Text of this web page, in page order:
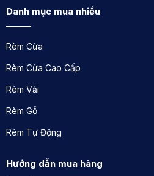
Danh mục mua nhiều
Rèm Cửa
Rèm Cửa Cao Cấp
Rèm Vải
Rèm Gỗ
Rèm Tự Động
Hướng dẫn mua hàng